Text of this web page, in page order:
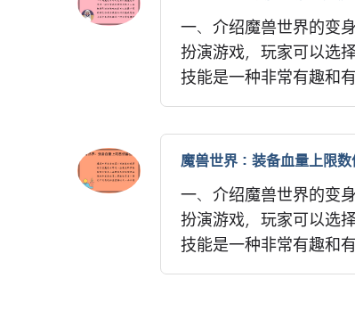
一、介绍魔兽世界的变
扮演游戏，玩家可以选
技能是一种非常有趣和
魔兽世界：装备血量上限数
一、介绍魔兽世界的变
扮演游戏，玩家可以选
技能是一种非常有趣和